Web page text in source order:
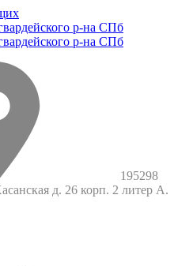
195298
д. 26 корп. 2 литер А.